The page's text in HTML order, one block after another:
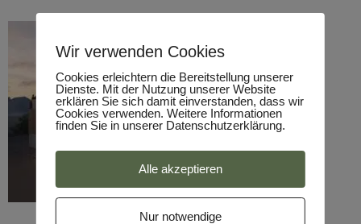
Wir verwenden Cookies
Cookies erleichtern die Bereitstellung unserer
Dienste. Mit der Nutzung unserer Website
erklären Sie sich damit einverstanden, dass wir
Cookies verwenden. Weitere Informationen
finden Sie in unserer Datenschutzerklärung.
Alle akzeptieren
Nur notwendige